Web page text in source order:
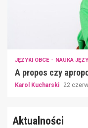
JĘZYKI OBCE NAUKA
A propos czy
Karol Kucharski 22
Aktualności